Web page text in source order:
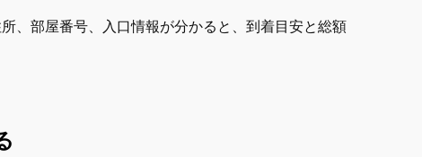
、部屋番号、入口情報が分かると、到着目安と総額